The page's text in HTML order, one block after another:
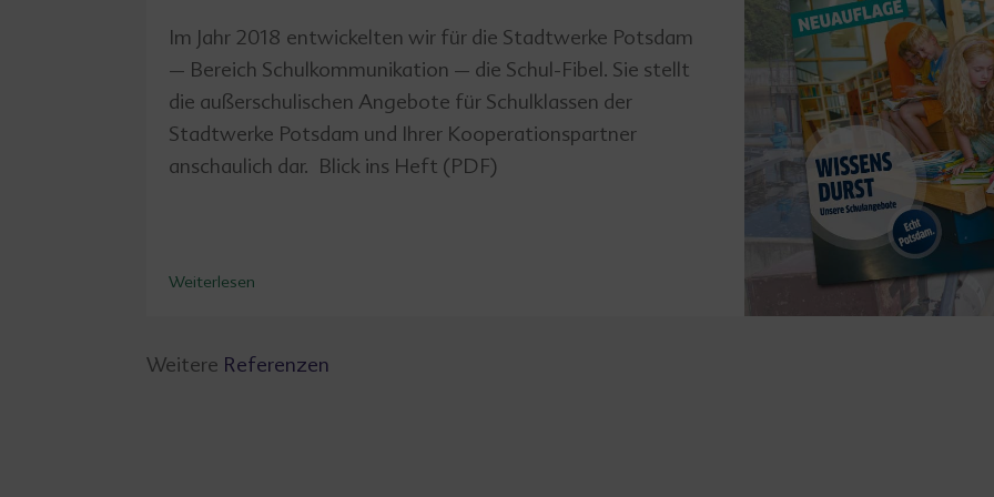
Im Jahr 2018 entwickelten wir für die Stadtwerke Potsdam
– Bereich Schulkommunikation – die Schul-Fibel. Sie stellt
die außerschulischen Angebote für Schulklassen der
Stadtwerke Potsdam und Ihrer Kooperationspartner
anschaulich dar. Blick ins Heft (PDF)
Weiterlesen
Weitere Referenzen